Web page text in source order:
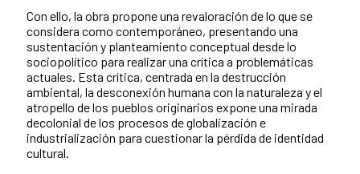
Con ello, la obra propone una revaloración de lo que se
considera como contemporáneo, presentando una
sustentación y planteamiento conceptual desde lo
sociopolítico para realizar una crítica a problemáticas
actuales. Esta crítica, centrada en la destrucción
ambiental, la desconexión humana con la naturaleza y el
atropello de los pueblos originarios expone una mirada
decolonial de los procesos de globalización e
industrialización para cuestionar la pérdida de identidad
cultural.